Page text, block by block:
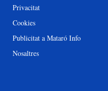
Privacitat
Cookies
Publicitat a Mataró Info
Nosaltres